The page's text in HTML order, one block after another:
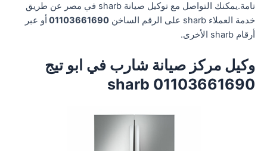
تامة.يمكنك التواصل مع توكيل صيانة sharb في مصر عن طريق
خدمة العملاء sharb على الرقم الساخن
01103661690 أو عبر
أرقام sharb الأخرى.
وكيل مركز صيانة شارب في ابو تيج
01103661690 sharb